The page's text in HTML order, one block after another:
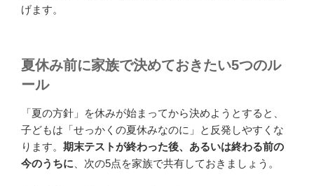
げます。
夏休み前に家族で決めておきたい5つのル
ール
「夏の方針」を休みが始まってから決めようとすると、
子どもは「せっかくの夏休みなのに」と反発しやすくな
ります。 期末テストが終わった後、あるいは終わる前の
今のうちに 、次の5点を家族で共有しておきましょう。